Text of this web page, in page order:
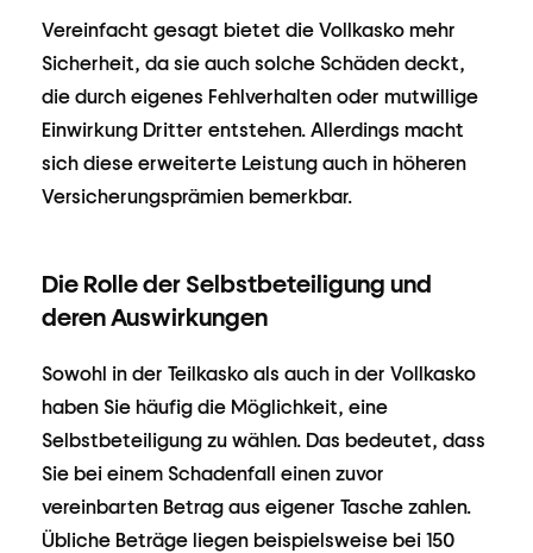
Vereinfacht gesagt bietet die Vollkasko mehr
Sicherheit, da sie auch solche Schäden deckt,
die durch eigenes Fehlverhalten oder mutwillige
Einwirkung Dritter entstehen. Allerdings macht
sich diese erweiterte Leistung auch in höheren
Versicherungsprämien bemerkbar.
Die Rolle der Selbstbeteiligung und
deren Auswirkungen
Sowohl in der Teilkasko als auch in der Vollkasko
haben Sie häufig die Möglichkeit, eine
Selbstbeteiligung zu wählen. Das bedeutet, dass
Sie bei einem Schadenfall einen zuvor
vereinbarten Betrag aus eigener Tasche zahlen.
Übliche Beträge liegen beispielsweise bei 150